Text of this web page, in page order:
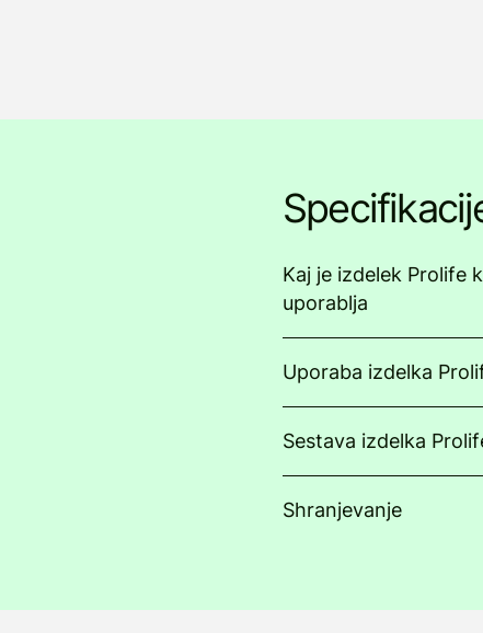
Kaj je izdelek Prolife
uporablja
Uporaba izdelka
Sestava izdelka
Shranjevanje